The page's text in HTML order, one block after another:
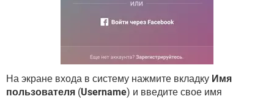
На экране входа в систему нажмите вкладку Имя
пользователя (Username) и введите свое имя